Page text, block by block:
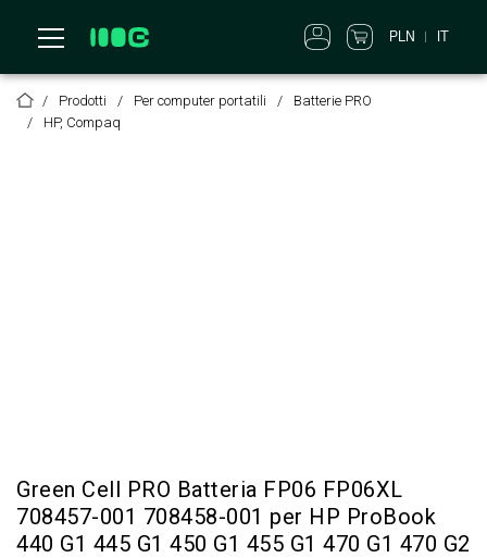
PLN IT
Prodotti Per computer portatili
Batterie PRO
HP, Compaq
Green Cell PRO Batteria FP06 FP06XL
708457-001 708458-001 per HP ProBook
440 G1 445 G1 450 G1 455 G1 470 G1 470 G2